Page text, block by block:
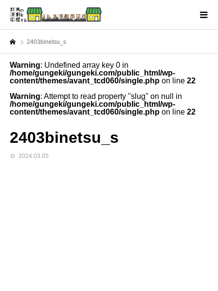
2403binetsu_s
Warning: Undefined array key 0 in
/home/gungeki/gungeki.com/public_html/wp-
content/themes/avant_tcd060/single.php on line 22
Warning: Attempt to read property "slug" on null in
/home/gungeki/gungeki.com/public_html/wp-
content/themes/avant_tcd060/single.php on line 22
2403binetsu_s
2024.03.05